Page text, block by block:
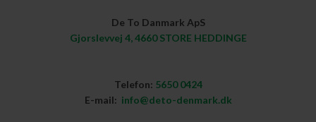
De To Danmark ApS​
Gjorslevvej 4, 4660 STORE HEDDINGE
Telefon: 5650 0424​
E-mail: ​ info@deto-denmark.dk